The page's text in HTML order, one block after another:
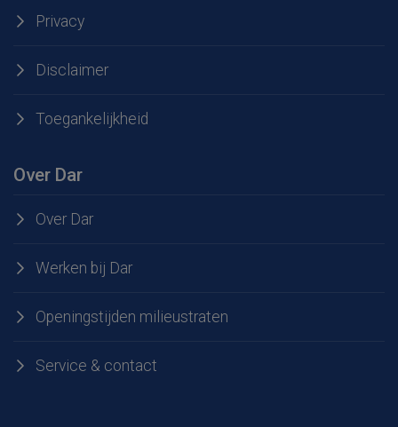
Privacy
Disclaimer
Toegankelijkheid
Over Dar
Over Dar
Werken bij Dar
Openingstijden milieustraten
Service & contact